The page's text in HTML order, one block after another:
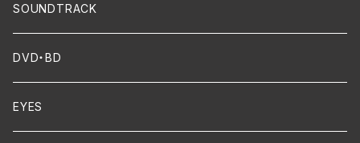
Dixie / New Orleans
FUNK
Flute
Violin
Cello
SOUNDTRACK
DVD・BD
EYES